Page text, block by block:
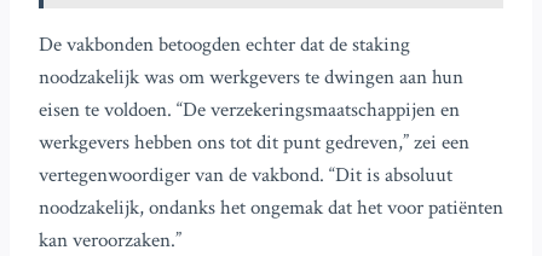
De vakbonden betoogden echter dat de staking
noodzakelijk was om werkgevers te dwingen aan hun
eisen te voldoen. “De verzekeringsmaatschappijen en
werkgevers hebben ons tot dit punt gedreven,” zei een
vertegenwoordiger van de vakbond. “Dit is absoluut
noodzakelijk, ondanks het ongemak dat het voor patiënten
kan veroorzaken.”